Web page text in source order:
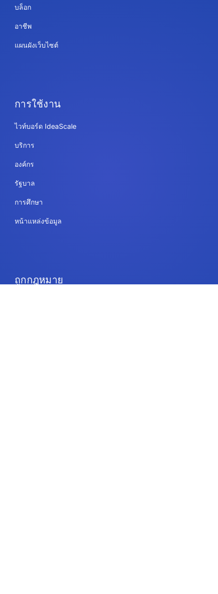
บล็อก
อาชีพ
แผนผังเว็บไซต์
การใช้งาน
ไวท์บอร์ด IdeaScale
บริการ
องค์กร
รัฐบาล
การศึกษา
หน้าแหล่งข้อมูล
ถูกกฎหมาย